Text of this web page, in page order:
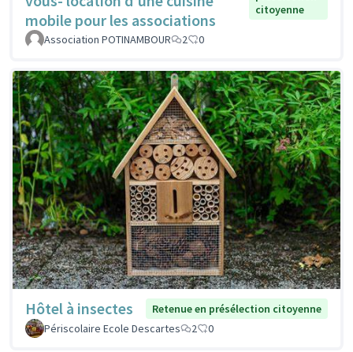
mobile pour les associations
citoyenne
Association POTINAMBOUR 2 0
Hôtel à insectes
Retenue en présélection citoyenne
Périscolaire Ecole Descartes
2 0